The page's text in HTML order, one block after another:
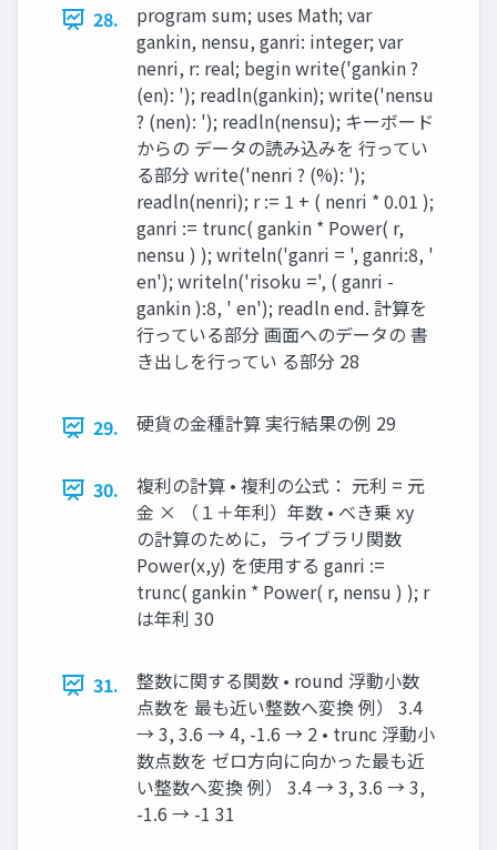
28.
program sum; uses Math; var
gankin, nensu, ganri: integer; var
nenri, r: real; begin write('gankin ?
(en): '); readln(gankin); write('nensu
? (nen): '); readln(nensu); キーボード
からの データの読み込みを 行ってい
る部分 write('nenri ? (%): ');
readln(nenri); r := 1 + ( nenri * 0.01 );
ganri := trunc( gankin * Power( r,
nensu ) ); writeln('ganri = ', ganri:8, '
en'); writeln('risoku =', ( ganri -
gankin ):8, ' en'); readln end. 計算を
行っている部分 画面へのデータの 書
き出しを行ってい る部分 28
29. 硬貨の金種計算 実行結果の例 29
30.
複利の計算 • 複利の公式： 元利 = 元
金 × （１＋年利）年数 • べき乗 xy
の計算のために，ライブラリ関数
Power(x,y) を使用する ganri :=
trunc( gankin * Power( r, nensu ) ); r
は年利 30
31.
整数に関する関数 • round 浮動小数
点数を 最も近い整数へ変換 例） 3.4
→ 3, 3.6 → 4, -1.6 → 2 • trunc 浮動小
数点数を ゼロ方向に向かった最も近
い整数へ変換 例） 3.4 → 3, 3.6 → 3,
-1.6 → -1 31